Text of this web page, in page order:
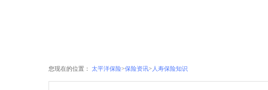
您现在的位置： 太平洋保险>保险资讯> 人寿保险知识